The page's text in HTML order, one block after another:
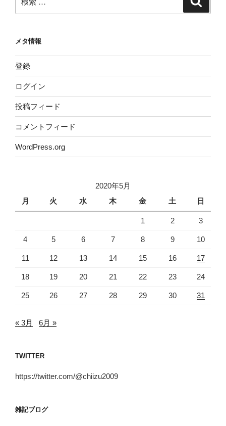
索:
メタ情報
登録
ログイン
投稿フィード
コメントフィード
WordPress.org
2020年5月
月
火 水 木 金 土 日
1 2 3
4 5 6 7 8 9 10
11 12 13 14 15 16 17
18 19 20 21 22 23 24
25 26 27 28 29 30 31
« 3月 6月 »
TWITTER
https://twitter.com/@chiizu2009
雑記ブログ